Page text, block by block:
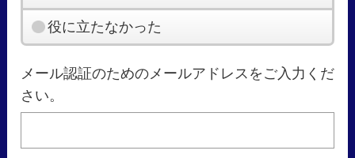
役に立たなかった
メール認証のためのメールアドレスをご入力くだ
さい。